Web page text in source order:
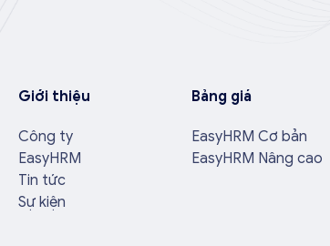
Giới thiệu
Công ty
EasyHRM
Tin tức
Sự kiện
Bảng giá
EasyHRM Cơ bản
EasyHRM Nâng cao